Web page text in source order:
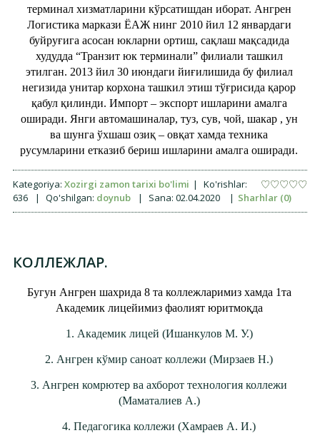
терминал хизматларини кўрсатишдан иборат. Ангрен
Логистика маркази ЁАЖ нинг 2010 йил 12 январдаги
буйруғига асосан юкларни ортиш, сақлаш мақсадида
худудда “Транзит юк терминали” филиали ташкил
этилган. 2013 йил 30 июндаги йиғилишида бу филиал
негизида унитар корхона ташкил этиш тўғрисида қарор
қабул қилинди. Импорт – экспорт ишларини амалга
оширади. Янги автомашиналар, туз, сув, чой, шакар , ун
ва шунга ўхшаш озиқ – овқат хамда техника
русумларини етказиб бериш ишларини амалга оширади.
Kategoriya: Xozirgi zamon tarixi bo'limi |
Ko'rishlar:
636
| Qo'shilgan: doynub | Sana: 02.04.2020 | Sharhlar (0)
КОЛЛЕЖЛАР.
Бугун Ангрен шахрида 8 та коллежларимиз хамда 1та
Академик лицейимиз фаолият юритмоқда
1. Академик лицей (Ишанкулов М. У.)
2. Ангрен кўмир саноат коллежи (Мирзаев Н.)
3. Ангрен комрютер ва ахборот технология коллежи
(Маматалиев А.)
4. Педагогика коллежи (Хамраев А. И.)